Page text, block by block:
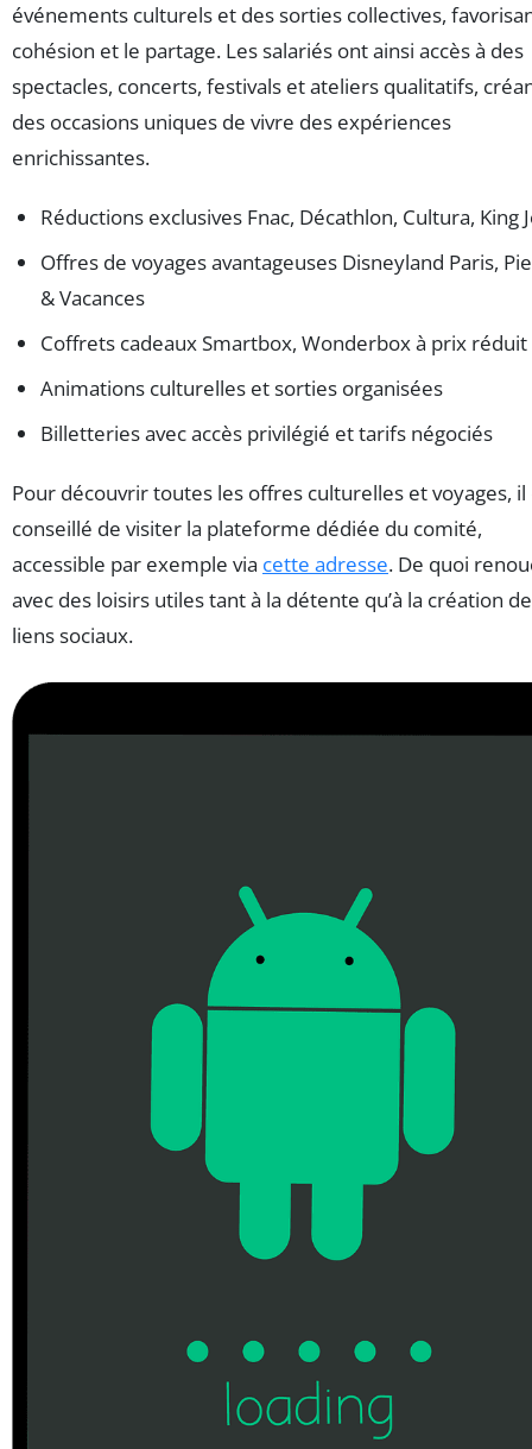
événements culturels et des sorties collectives,
cohésion et le partage. Les salariés ont ainsi accès à des
spectacles, concerts, festivals et ateliers qualitatifs,
des occasions uniques de vivre des expériences
enrichissantes.
Réductions exclusives Fnac, Décathlon, Cultura, King
Offres de voyages avantageuses Disneyland Paris,
& Vacances
Coffrets cadeaux Smartbox, Wonderbox à prix réduit
Animations culturelles et sorties organisées
Billetteries avec accès privilégié et tarifs négociés
Pour découvrir toutes les offres culturelles et voyages, il
conseillé de visiter la plateforme dédiée du comité,
accessible par exemple via cette adresse. De quoi
avec des loisirs utiles tant à la détente qu’à la création de
liens sociaux.